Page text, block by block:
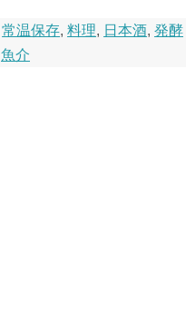
常温保存,料理, 日本酒,発酵
魚介